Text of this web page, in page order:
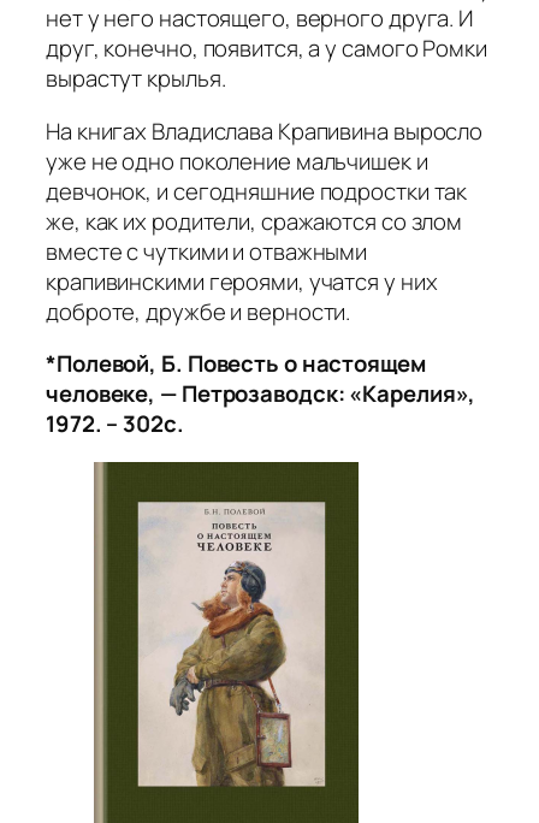
нет у него настоящего, верного друга. И
друг, конечно, появится, а у самого Ромки
вырастут крылья.
На книгах Владислава Крапивина выросло
уже не одно поколение мальчишек и
девчонок, и сегодняшние подростки так
же, как их родители, сражаются со злом
вместе с чуткими и отважными
крапивинскими героями, учатся у них
доброте, дружбе и верности.
*Полевой, Б. Повесть о настоящем
человеке, — Петрозаводск: «Карелия»,
1972. – 302с.